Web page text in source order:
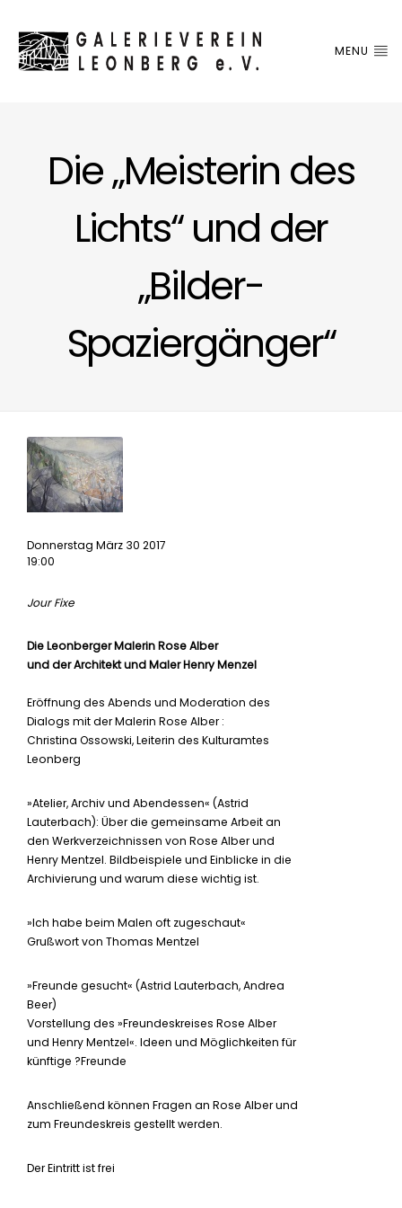
MENU
Die „Meisterin des
Lichts“ und der
„Bilder-
Spaziergänger“
Jour Fixe
Die Leonberger Malerin Rose Alber
und der Architekt und Maler Henry Menzel
Eröffnung des Abends und Moderation des
Dialogs mit der Malerin Rose Alber :
Christina Ossowski, Leiterin des Kulturamtes
Leonberg
»Atelier, Archiv und Abendessen« (Astrid
Lauterbach): Über die gemeinsame Arbeit an
den Werkverzeichnissen von Rose Alber und
Henry Mentzel. Bildbeispiele und Einblicke in die
Archivierung und warum diese wichtig ist.
»Ich habe beim Malen oft zugeschaut«
Grußwort von Thomas Mentzel
»Freunde gesucht« (Astrid Lauterbach, Andrea
Beer)
Vorstellung des »Freundeskreises Rose Alber
und Henry Mentzel«. Ideen und Möglichkeiten für
künftige ?Freunde
Anschließend können Fragen an Rose Alber und
zum Freundeskreis gestellt werden.
Der Eintritt ist frei
Donnerstag März 30 2017
19:00